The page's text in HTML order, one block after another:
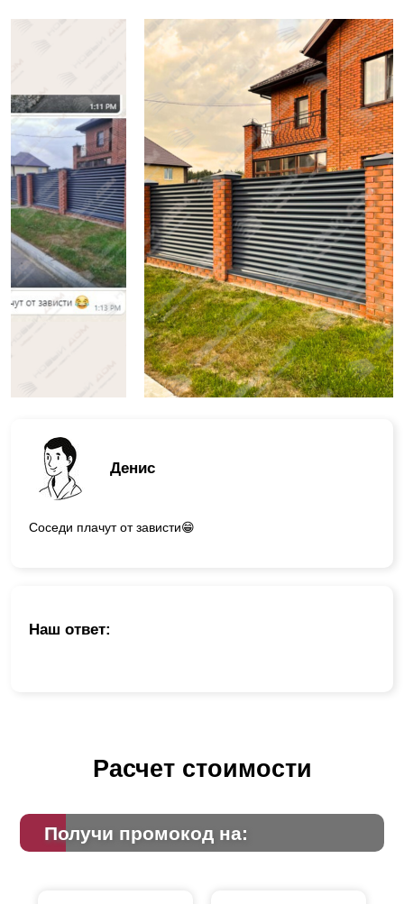
Денис
Соседи плачут от зависти😁
Наш ответ:
Расчет стоимости
Получи промокод на: